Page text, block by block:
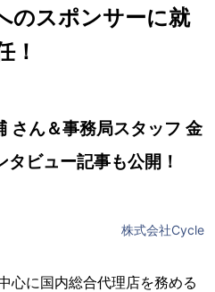
のスポンサーに就
！
さん＆事務局スタッフ 金
ビュー記事も公開！
株式会社Cycle
心に国内総合代理店を務める